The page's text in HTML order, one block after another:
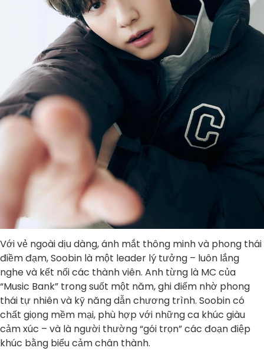
Với vẻ ngoài dịu dàng, ánh mắt thông minh và phong thái
điềm đạm, Soobin là một leader lý tưởng – luôn lắng
nghe và kết nối các thành viên. Anh từng là MC của
“Music Bank” trong suốt một năm, ghi điểm nhờ phong
thái tự nhiên và kỹ năng dẫn chương trình. Soobin có
chất giọng mềm mại, phù hợp với những ca khúc giàu
cảm xúc – và là người thường “gói trọn” các đoạn điệp
khúc bằng biểu cảm chân thành.